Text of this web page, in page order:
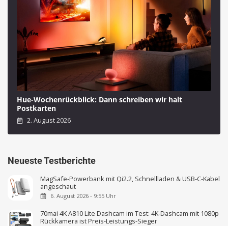
Hue-Wochenrückblick: Dann schreiben wir halt
Postkarten
2. August 2026
Neueste Testberichte
MagSafe-Powerbank mit Qi2.2, Schnellladen & USB-C-Kabel
angeschaut
6. August 2026 - 9:55 Uhr
70mai 4K A810 Lite Dashcam im Test: 4K-Dashcam mit 1080p
Rückkamera ist Preis-Leistungs-Sieger